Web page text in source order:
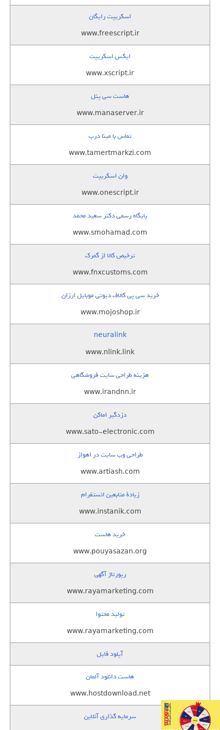
اسکریپت رایگان
www.freescript.ir
ایکس اسکریپت
www.xscript.ir
هاست سی پنل
www.manaserver.ir
تماس با مینا درب
www.tamertmarkzi.com
وان اسکریپت
www.onescript.ir
پایگاه رسمی دکتر سعید محمد
www.smohamad.com
ترخیص کالا از گمرک
www.fnxcustoms.com
خرید سی پی کالاف دیوتی موبایل ارزان
www.mojoshop.ir
neuralink
www.nlink.link
هزینه طراحی سایت فروشگاهی
www.irandnn.ir
دزدگیر اماکن
www.sato-electronic.com
طراحی وب سایت در اهواز
www.artiash.com
زيادة متابعين انستقرام
www.instanik.com
خرید هاست
www.pouyasazan.org
رپورتاژ آگهی
www.rayamarketing.com
تولید محتوا
www.rayamarketing.com
آپلود فایل
هاست دانلود آلمان
www.hostdownload.net
سرمایه گذاری آنلاین